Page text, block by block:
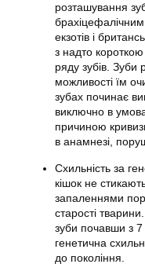
розташування
екзотів і
з надто
ряду зубів. Зуби
можливості їм
зубах починає
виключно в
причиною
в анамнезі,
Схильність за
кішок не
запаленнями
старості
зуби почавши з 7
генетична
до покоління.